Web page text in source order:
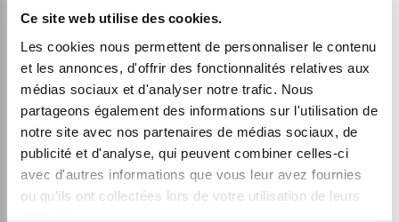
Ce site web utilise des cookies.
Les cookies nous permettent de personnaliser le contenu
et les annonces, d'offrir des fonctionnalités relatives aux
médias sociaux et d'analyser notre trafic. Nous
partageons également des informations sur l'utilisation de
notre site avec nos partenaires de médias sociaux, de
publicité et d'analyse, qui peuvent combiner celles-ci
avec d'autres informations que vous leur avez fournies
ou qu'ils ont collectées lors de votre utilisation de leurs
FACE
PRO DERMOBOOSTER AMPOULE CLARIFYING
3.
ABSORB